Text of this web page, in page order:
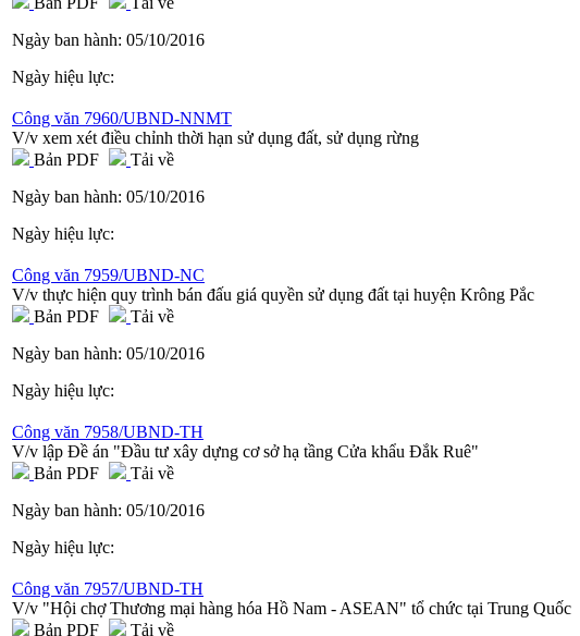
Ngày ban hành: 05/10/2016
Ngày hiệu lực:
Công văn 7960/UBND-NNMT
V/v xem xét điều chỉnh thời hạn sử dụng đất, sử dụng rừng
Bản PDF
Tải về
Ngày ban hành: 05/10/2016
Ngày hiệu lực:
Công văn 7959/UBND-NC
V/v thực hiện quy trình bán đấu giá quyền sử dụng đất tại huyện Krông Pắc
Bản PDF
Tải về
Ngày ban hành: 05/10/2016
Ngày hiệu lực:
Công văn 7958/UBND-TH
V/v lập Đề án "Đầu tư xây dựng cơ sở hạ tầng Cửa khẩu Đắk Ruê"
Bản PDF
Tải về
Ngày ban hành: 05/10/2016
Ngày hiệu lực:
Công văn 7957/UBND-TH
V/v "Hội chợ Thương mại hàng hóa Hồ Nam - ASEAN" tổ chức tại Trung Quốc
Bản PDF
Tải về